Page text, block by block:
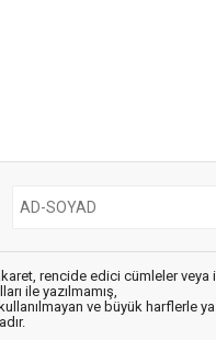
rencide edici cümleler veya
ile yazılmamış,
ve büyük harflerle